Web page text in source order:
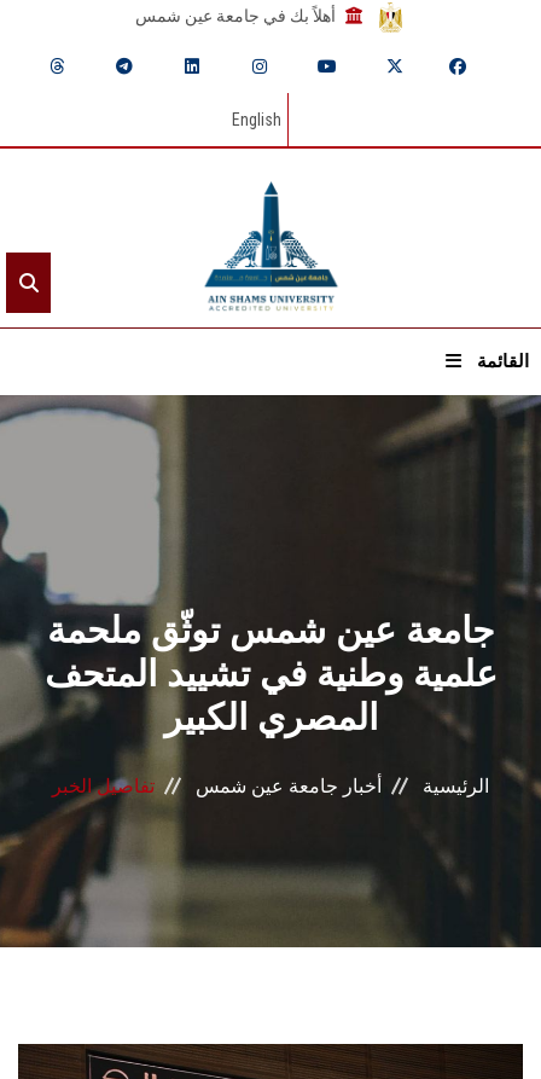
أهلاً بك في جامعة عين شمس
English
القائمة
الرئيسيـة
القطاعـات
الشئون الأكاديمية
البحث العلمي
المراكز والوحدات
الأنظمة الذكية
جامعة عين شمس توثّق ملحمة
علمية وطنية في تشييد المتحف
المصري الكبير
الرئيسية أخبار جامعة عين شمس تفاصيل الخبر